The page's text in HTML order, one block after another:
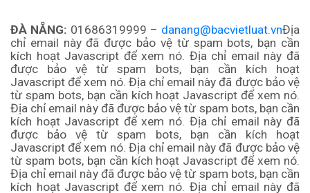
ĐÀ NẴNG: 01686319999 – danang@bacvietluat.vnĐịa
chỉ email này đã được bảo vệ từ spam bots, bạn cần
kích hoạt Javascript để xem nó. Địa chỉ email này đã
được bảo vệ từ spam bots, bạn cần kích hoạt
Javascript để xem nó. Địa chỉ email này đã được bảo vệ
từ spam bots, bạn cần kích hoạt Javascript để xem nó.
Địa chỉ email này đã được bảo vệ từ spam bots, bạn cần
kích hoạt Javascript để xem nó. Địa chỉ email này đã
được bảo vệ từ spam bots, bạn cần kích hoạt
Javascript để xem nó. Địa chỉ email này đã được bảo vệ
từ spam bots, bạn cần kích hoạt Javascript để xem nó.
Địa chỉ email này đã được bảo vệ từ spam bots, bạn cần
kích hoạt Javascript để xem nó. Địa chỉ email này đã